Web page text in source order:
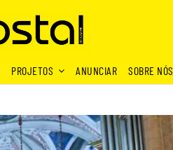
PROJETOS ANUNCIAR SOBRE NÓS